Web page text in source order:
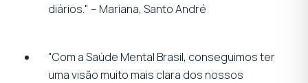
diários." – Mariana, Santo André
"Com a Saúde Mental Brasil, conseguimos ter
uma visão muito mais clara dos nossos